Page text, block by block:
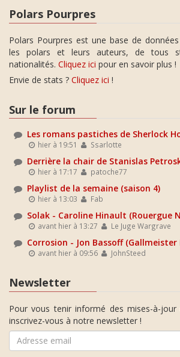
Polars Pourpres
Polars Pourpres est une base de
les polars et leurs auteurs, de tous
nationalités. Cliquez ici pour en savoir plus !
Envie de stats ? Cliquez ici !
Sur le forum
Les romans pastiches de Sherlock
hier à 19:51 Ssarlotte
Derrière la chair de Stanislas
hier à 17:17 patoche77
Playlist de la semaine (saison 4)
hier à 13:03 Fab
Solak - Caroline Hinault (Rouergue
avant hier à 13:27 Le Juge Wargrave
Corrosion - Jon Bassoff (Gallmeister
avant hier à 09:56 JohnSteed
Newsletter
Pour vous tenir informé des mises-à-jour
inscrivez-vous à notre newsletter !